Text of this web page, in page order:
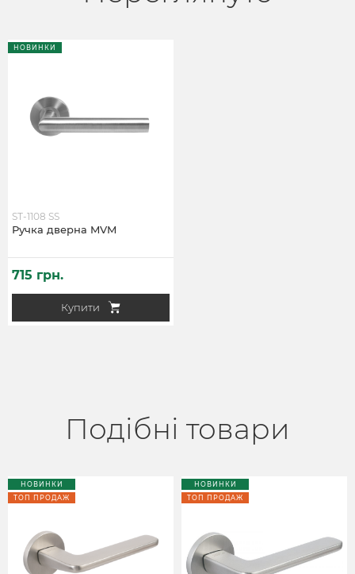
НОВИНКИ
Ручка дверна MVM
ST-1108 SS
Купити
715 грн.
Подібні товари
НОВИНКИ
ТОП ПРОДАЖ
НОВИНКИ
ТОП ПРОДАЖ